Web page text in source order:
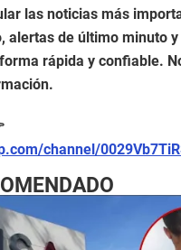
las noticias más
alertas de último minuto
rápida y confiable.
channel/